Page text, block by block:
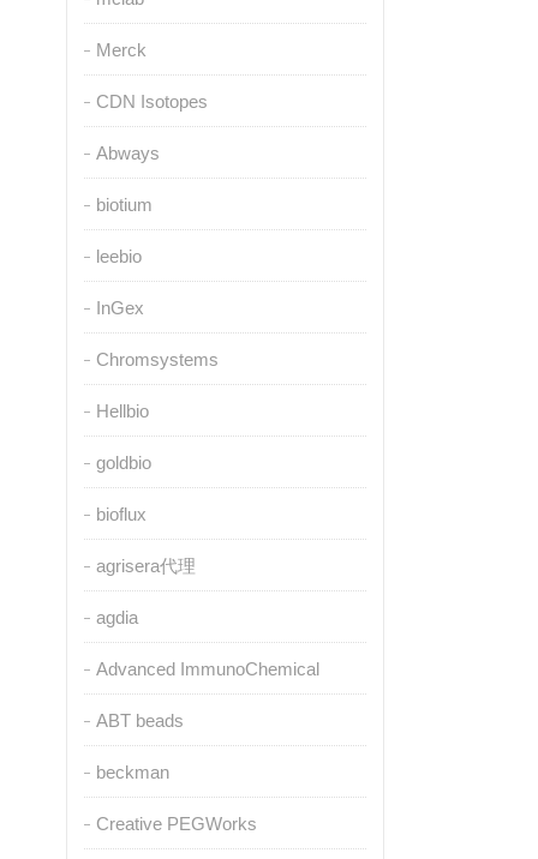
Merck
CDN Isotopes
Abways
biotium
leebio
InGex
Chromsystems
Hellbio
goldbio
bioflux
agrisera代理
agdia
Advanced ImmunoChemical
ABT beads
beckman
Creative PEGWorks